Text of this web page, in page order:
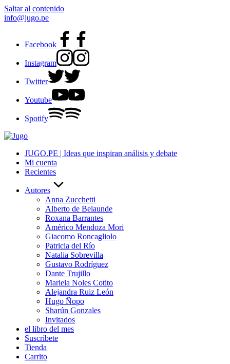
Saltar al contenido
info@jugo.pe
Facebook
Instagram
Twitter
Youtube
Spotify
JUGO.PE | Ideas que inspiran análisis y debate
Mi cuenta
Recientes
Autores
Anna Zucchetti
Alberto de Belaunde
Roxana Barrantes
Américo Mendoza Mori
Giacomo Roncagliolo
Patricia del Río
Natalia Sobrevilla
Gustavo Rodríguez
Dante Trujillo
Mariela Noles Cotito
Alejandra Ruiz León
Hugo Ñopo
Sharún Gonzales
Invitados
el libro del mes
Suscríbete
Tienda
Carrito